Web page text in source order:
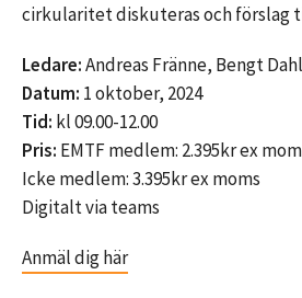
cirkularitet diskuteras och förslag
Ledare:Andreas Fränne, Bengt
Datum: 1 oktober, 2024
Tid: kl 09.00-12.00
Pris: EMTF medlem: 2.395kr ex
Icke medlem: 3.395kr ex moms
Digitalt via teams
Anmäl dig här